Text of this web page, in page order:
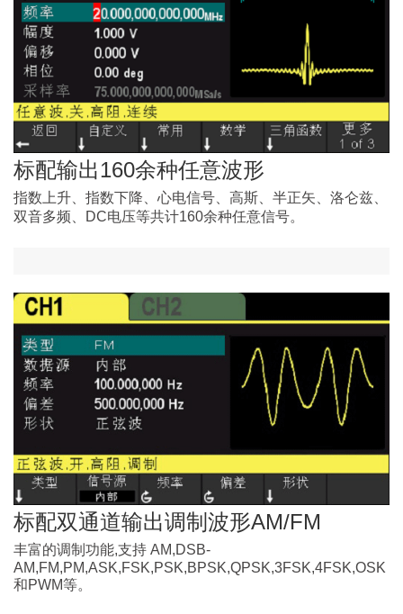
标配输出160余种任意波形
指数上升、指数下降、心电信号、高斯、半正矢、洛仑兹、
双音多频、DC电压等共计160余种任意信号。
标配双通道输出调制波形AM/FM
丰富的调制功能,支持 AM,DSB-
AM,FM,PM,ASK,FSK,PSK,BPSK,QPSK,3FSK,4FSK,OSK
和PWM等。